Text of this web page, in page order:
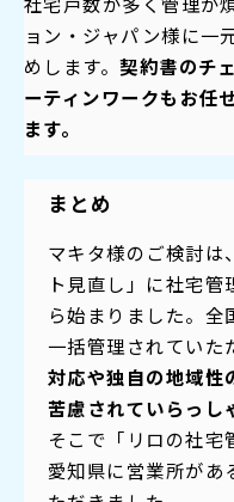
ョン・ジャパン様に一
めします。契約書のチ
ーティンワークもお任
ます。
まとめ
マキタ様のご検討は
ト見直し」に社宅
ら始まりました。全
一括管理されていた
対応や独自の地域性
苦慮されていらっし
そこで「リロの社宅
愛知県に営業所があ